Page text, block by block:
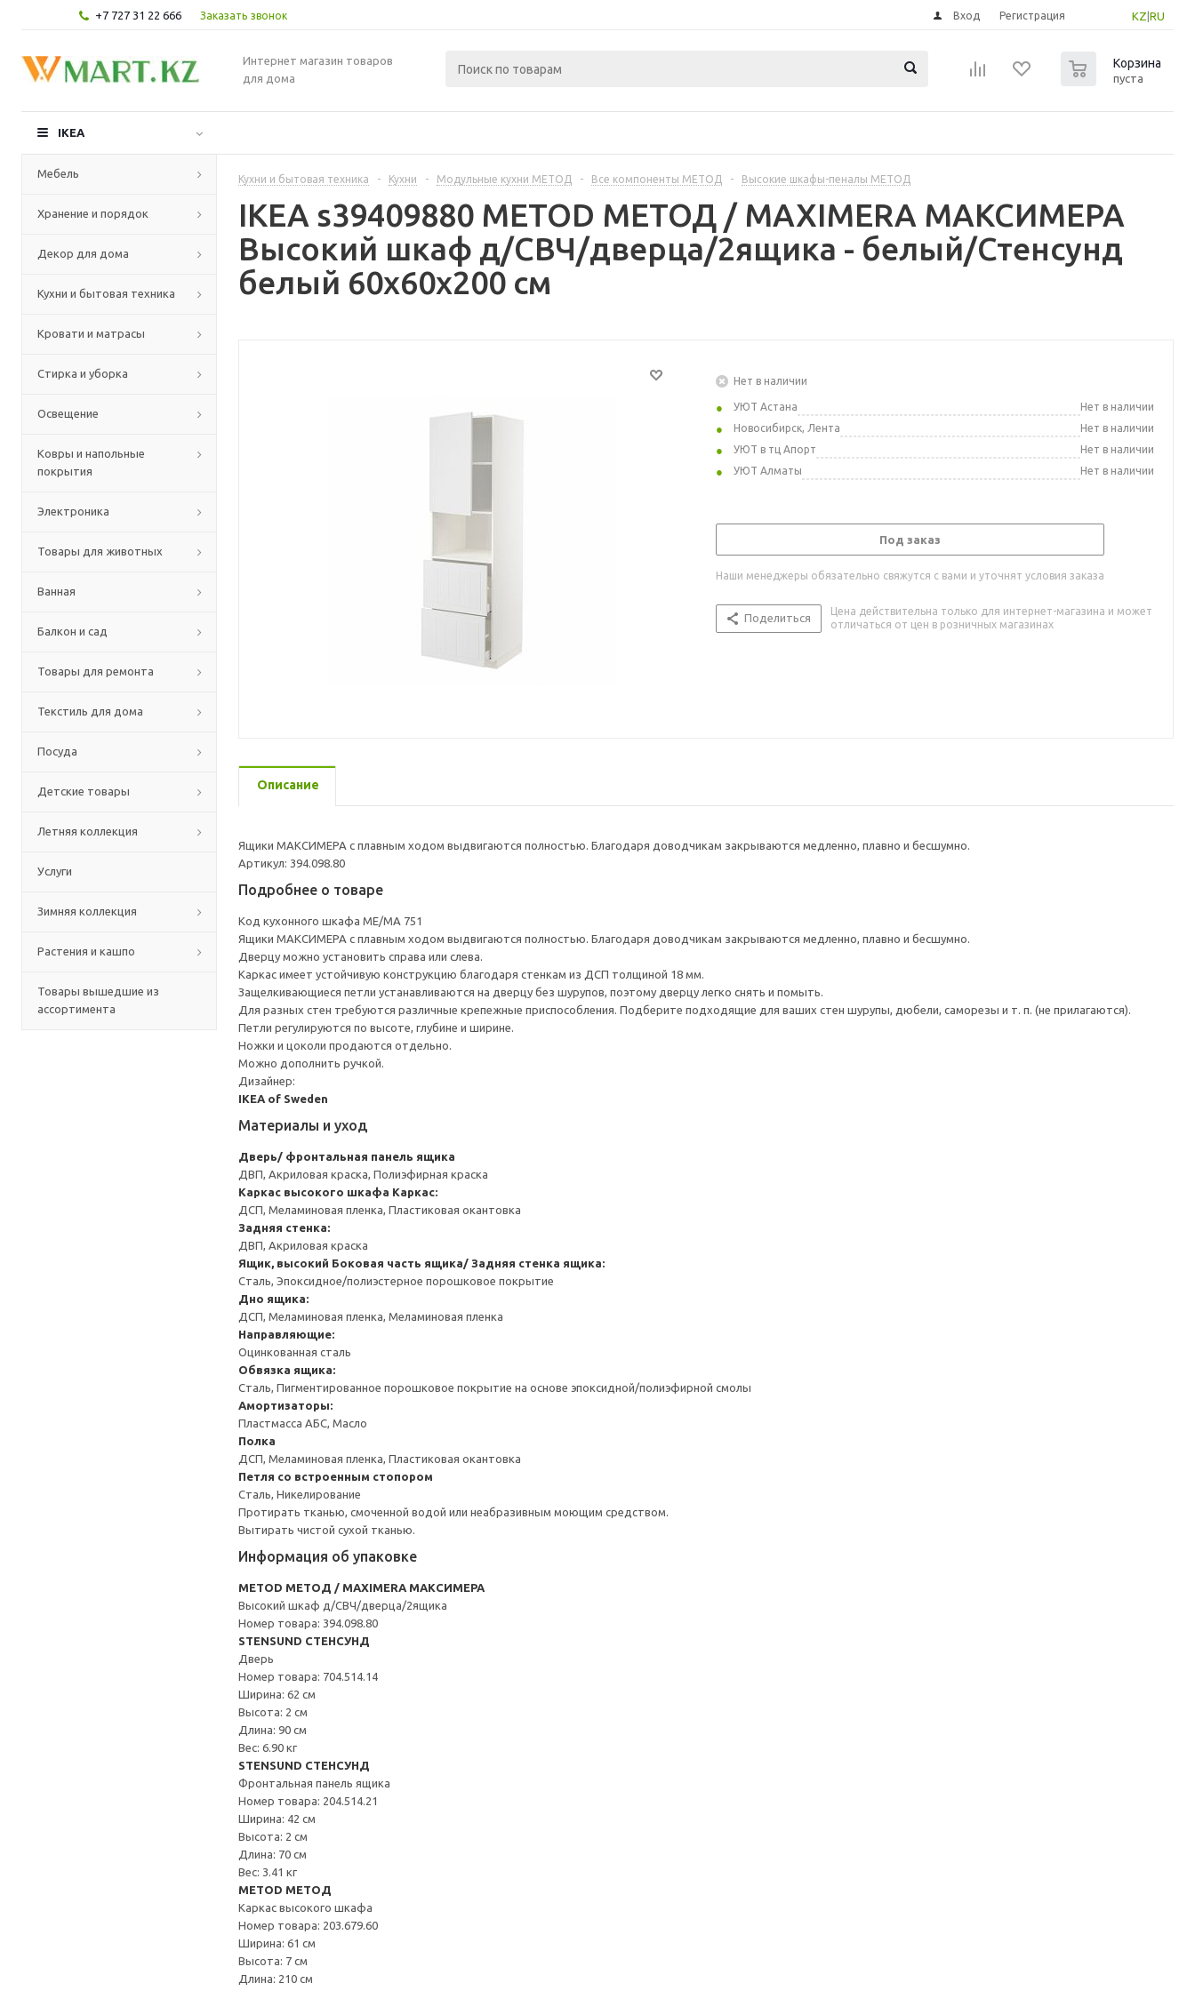
+7 727 31 22 666 Заказать звонок KZ RU
Вход Регистрация
Интернет магазин товаров
для дома
Корзина
пуста
IKEA
Мебель
Хранение и порядок
Декор для дома
Кухни и бытовая техника
Кровати и матрасы
Стирка и уборка
Освещение
Ковры и напольные
покрытия
Электроника
Товары для животных
Ванная
Балкон и сад
Товары для ремонта
Текстиль для дома
Посуда
Детские товары
Летняя коллекция
Услуги
Зимняя коллекция
Растения и кашпо
Товары вышедшие из
ассортимента
Кухни и бытовая техника - Кухни - Модульные кухни МЕТОД - Все компоненты МЕТОД - Высокие шкафы-пеналы МЕТОД
IKEA s39409880 METOD МЕТОД / MAXIMERA МАКСИМЕРА
Высокий шкаф д/СВЧ/дверца/2ящика - белый/Стенсунд
белый 60x60x200 см
Нет в наличии
УЮТ Астана
Нет в наличии
Новосибирск, Лента
Нет в наличии
УЮТ в тц Апорт
Нет в наличии
УЮТ Алматы
Нет в наличии
Под заказ
Наши менеджеры обязательно свяжутся с вами и уточнят условия заказа
Поделиться
Цена действительна только для интернет-магазина и может
отличаться от цен в розничных магазинах
Описание
Ящики МАКСИМЕРА с плавным ходом выдвигаются полностью. Благодаря доводчикам закрываются медленно, плавно и бесшумно.
Артикул: 394.098.80
Подробнее о товаре
Код кухонного шкафа ME/MA 751
Ящики МАКСИМЕРА с плавным ходом выдвигаются полностью. Благодаря доводчикам закрываются медленно, плавно и бесшумно.
Дверцу можно установить справа или слева.
Каркас имеет устойчивую конструкцию благодаря стенкам из ДСП толщиной 18 мм.
Защелкивающиеся петли устанавливаются на дверцу без шурупов, поэтому дверцу легко снять и помыть.
Для разных стен требуются различные крепежные приспособления. Подберите подходящие для ваших стен шурупы, дюбели, саморезы и т. п. (не прилагаются).
Петли регулируются по высоте, глубине и ширине.
Ножки и цоколи продаются отдельно.
Можно дополнить ручкой.
Дизайнер:
IKEA of Sweden
Материалы и уход
Дверь/ фронтальная панель ящика
ДВП, Акриловая краска, Полиэфирная краска
Каркас высокого шкафа Каркас:
ДСП, Меламиновая пленка, Пластиковая окантовка
Задняя стенка:
ДВП, Акриловая краска
Ящик, высокий Боковая часть ящика/ Задняя стенка ящика:
Сталь, Эпоксидное/полиэстерное порошковое покрытие
Дно ящика:
ДСП, Меламиновая пленка, Меламиновая пленка
Направляющие:
Оцинкованная сталь
Обвязка ящика:
Сталь, Пигментированное порошковое покрытие на основе эпоксидной/полиэфирной смолы
Амортизаторы:
Пластмасса АБС, Масло
Полка
ДСП, Меламиновая пленка, Пластиковая окантовка
Петля со встроенным стопором
Сталь, Никелирование
Протирать тканью, смоченной водой или неабразивным моющим средством.
Вытирать чистой сухой тканью.
Информация об упаковке
METOD МЕТОД / MAXIMERA МАКСИМЕРА
Высокий шкаф д/СВЧ/дверца/2ящика
Номер товара: 394.098.80
STENSUND СТЕНСУНД
Дверь
Номер товара: 704.514.14
Ширина: 62 см
Высота: 2 см
Длина: 90 см
Вес: 6.90 кг
STENSUND СТЕНСУНД
Фронтальная панель ящика
Номер товара: 204.514.21
Ширина: 42 см
Высота: 2 см
Длина: 70 см
Вес: 3.41 кг
METOD МЕТОД
Каркас высокого шкафа
Номер товара: 203.679.60
Ширина: 61 см
Высота: 7 см
Длина: 210 см